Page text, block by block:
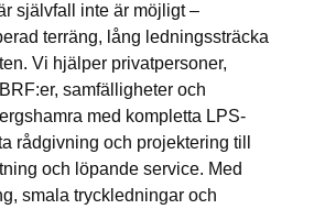
självfall inte är möjligt –
terräng, lång ledningssträcka
Vi hjälper privatpersoner,
samfälligheter och
med kompletta LPS-
rådgivning och projektering till
och löpande service. Med
smala tryckledningar och